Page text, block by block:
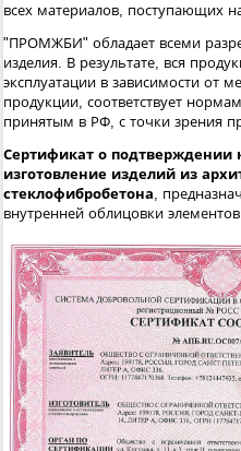
всех материалов, поступающих
"ПРОМЖБИ" обладает всеми
изделия. В результате, вся
эксплуатации в зависимости от
продукции, соответствует
принятым в РФ, с точки зрения
Сертификат о подтверждении
изготовление изделий из
стеклофибробетона ,
внутренней облицовки